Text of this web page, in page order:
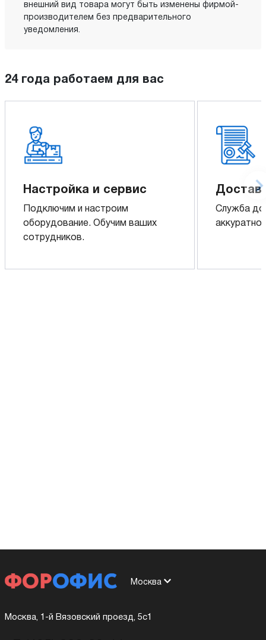
внешний вид товара могут быть изменены фирмой-
производителем без предварительного
уведомления.
24 года работаем для вас
Настройка и сервис
Подключим и настроим
оборудование. Обучим ваших
сотрудников.
Служба
аккуратно
Москва
Москва, 1-й Вязовский проезд, 5с1